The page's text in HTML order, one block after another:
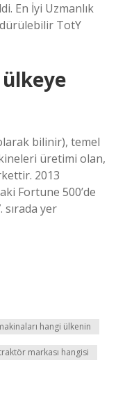
En İyi Uzmanlık
TotY
bilinir), temel
üretimi olan,
2013
Fortune 500’de
sırada yer
hangi ülkenin
markası hangisi